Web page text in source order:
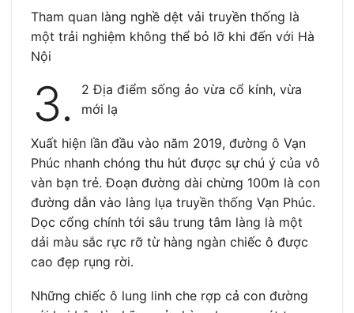
Tham quan làng nghề dệt vải truyền thống là
một trải nghiệm không thể bỏ lỡ khi đến với Hà
Nội
3.
2 Địa điểm sống ảo vừa cổ kính, vừa
mới lạ
Xuất hiện lần đầu vào năm 2019, đường ô Vạn
Phúc nhanh chóng thu hút được sự chú ý của vô
vàn bạn trẻ. Đoạn đường dài chừng 100m là con
đường dẫn vào làng lụa truyền thống Vạn Phúc.
Dọc cổng chính tới sâu trung tâm làng là một
dải màu sắc rực rỡ từ hàng ngàn chiếc ô được
cao đẹp rụng rời.
Những chiếc ô lung linh che rợp cả con đường